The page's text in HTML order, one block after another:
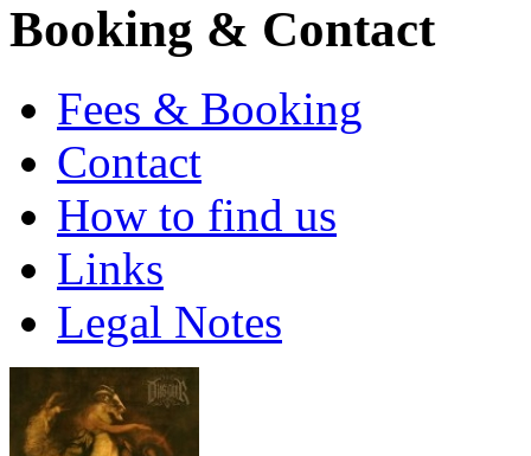
Booking & Contact
Fees & Booking
Contact
How to find us
Links
Legal Notes